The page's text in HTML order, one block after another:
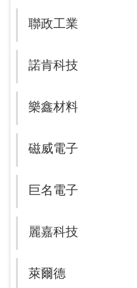
聯政工業
諾肯科技
樂鑫材料
磁威電子
巨名電子
麗嘉科技
萊爾德